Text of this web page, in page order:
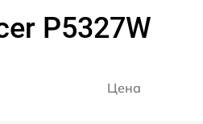
P5327W
Цена